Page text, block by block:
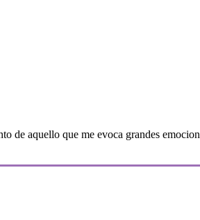
aquello que me evoca grandes